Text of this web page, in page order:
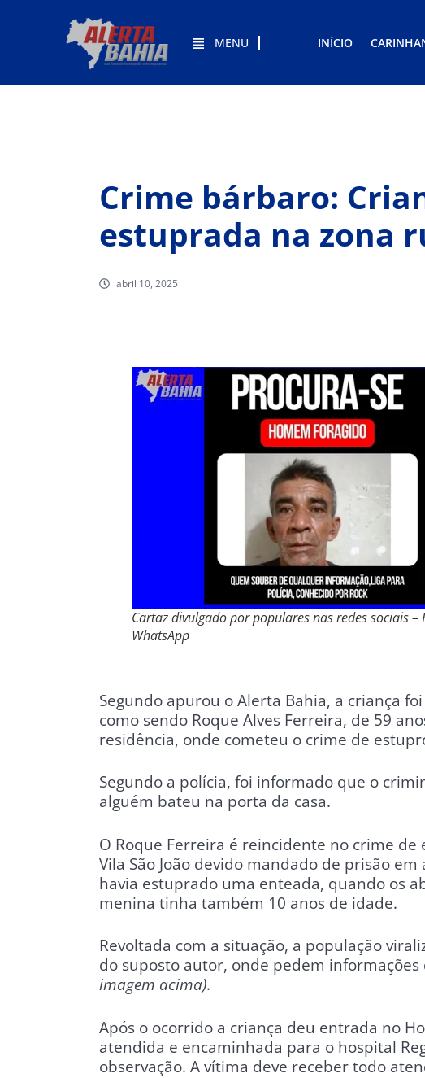
MENU INÍCIO
Crime bárbaro:
estuprada na zona
abril 10, 2025
Cartaz divulgado por populares nas redes sociais –
WhatsApp
Segundo apurou o Alerta Bahia, a criança
como sendo Roque Alves Ferreira, de 59
residência, onde cometeu o crime de
Segundo a polícia, foi informado que o
alguém bateu na porta da casa.
O Roque Ferreira é reincidente no crime
Vila São João devido mandado de prisão
havia estuprado uma enteada, quando os
menina tinha também 10 anos de idade.
Revoltada com a situação, a população
do suposto autor, onde pedem
imagem acima).
Após o ocorrido a criança deu entrada no
atendida e encaminhada para o hospital
observação. A vítima deve receber todo